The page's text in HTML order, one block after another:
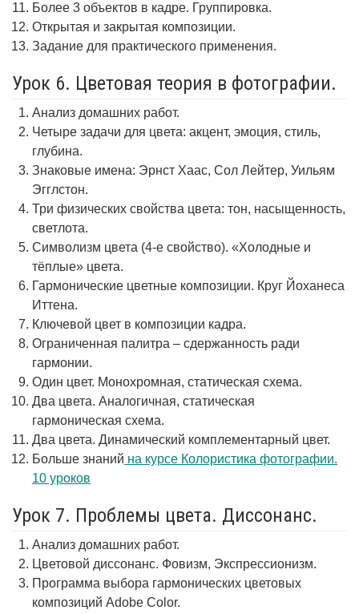
Более 3 объектов в кадре. Группировка.
Открытая и закрытая композиции.
Задание для практического применения.
Урок 6. Цветовая теория в фотографии.
Анализ домашних работ.
Четыре задачи для цвета: акцент, эмоция, стиль,
глубина.
Знаковые имена: Эрнст Хаас, Сол Лейтер, Уильям
Эгглстон.
Три физических свойства цвета: тон, насыщенность,
светлота.
Символизм цвета (4-е свойство). «Холодные и
тёплые» цвета.
Гармонические цветные композиции. Круг Йоханеса
Иттена.
Ключевой цвет в композиции кадра.
Ограниченная палитра – сдержанность ради
гармонии.
Один цвет. Монохромная, статическая схема.
Два цвета. Аналогичная, статическая
гармоническая схема.
Два цвета. Динамический комплементарный цвет.
Больше знаний на курсе Колористика фотографии.
10 уроков
Урок 7. Проблемы цвета. Диссонанс.
Анализ домашних работ.
Цветовой диссонанс. Фовизм, Экспрессионизм.
Программа выбора гармонических цветовых
композиций Adobe Color.